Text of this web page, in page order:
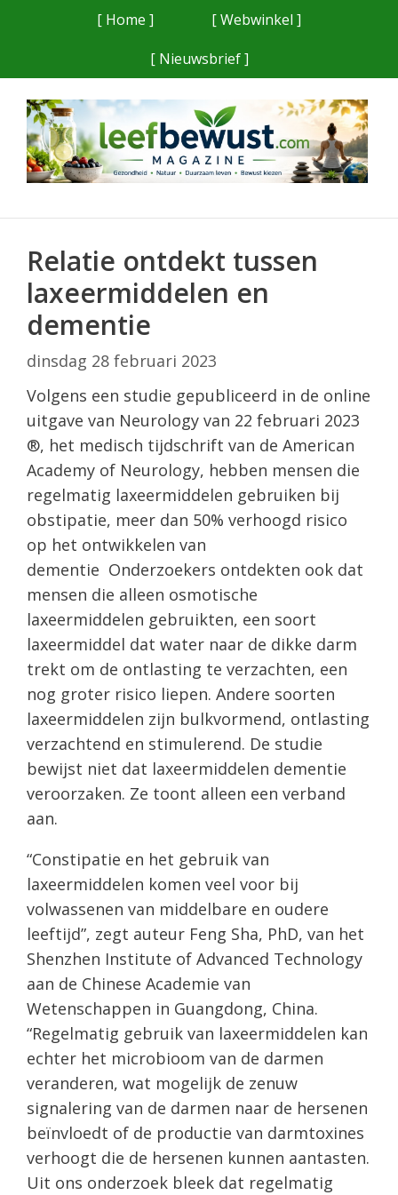
[ Home ]
[ Webwinkel ]
[ Nieuwsbrief ]
Relatie ontdekt tussen
laxeermiddelen en
dementie
dinsdag 28 februari 2023
Volgens een studie gepubliceerd in de online
uitgave van Neurology van 22 februari 2023
®, het medisch tijdschrift van de American
Academy of Neurology, hebben mensen die
regelmatig laxeermiddelen gebruiken bij
obstipatie, meer dan 50% verhoogd risico
op het ontwikkelen van
dementie Onderzoekers ontdekten ook dat
mensen die alleen osmotische
laxeermiddelen gebruikten, een soort
laxeermiddel dat water naar de dikke darm
trekt om de ontlasting te verzachten, een
nog groter risico liepen. Andere soorten
laxeermiddelen zijn bulkvormend, ontlasting
verzachtend en stimulerend. De studie
bewijst niet dat laxeermiddelen dementie
veroorzaken. Ze toont alleen een verband
aan.
“Constipatie en het gebruik van
laxeermiddelen komen veel voor bij
volwassenen van middelbare en oudere
leeftijd”, zegt auteur Feng Sha, PhD, van het
Shenzhen Institute of Advanced Technology
aan de Chinese Academie van
Wetenschappen in Guangdong, China.
“Regelmatig gebruik van laxeermiddelen kan
echter het microbioom van de darmen
veranderen, wat mogelijk de zenuw
signalering van de darmen naar de hersenen
beïnvloedt of de productie van darmtoxines
verhoogt die de hersenen kunnen aantasten.
Uit ons onderzoek bleek dat regelmatig